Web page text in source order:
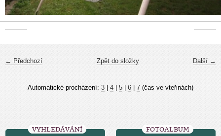
← Předchozí Další →
Zpět do složky
Automatické procházení: 3 4 5 6 7 (čas ve vteřinách)
VYHLEDÁVÁNÍ FOTOALBUM